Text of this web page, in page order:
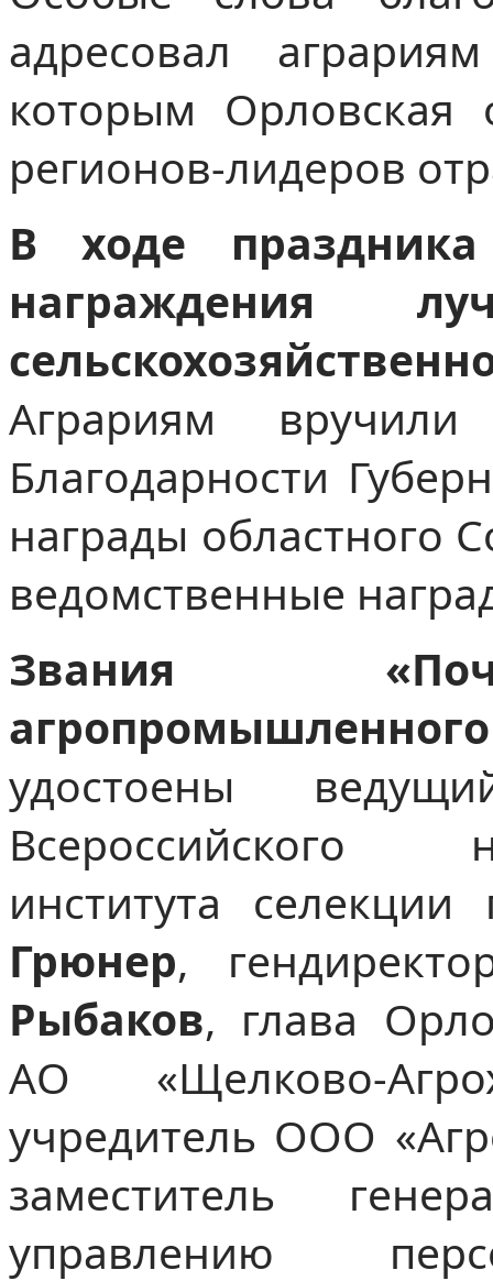
адресовал
которым Орловская
регионов-лидеров
В ходе праздника
награждения
Аграриям
Благодарности
награды областного
ведомственные
Звания
удостоены
Всероссийского
института
Грюнер,
Рыбаков, глава
АО «Щелково-
учредитель ООО
заместитель
управлению